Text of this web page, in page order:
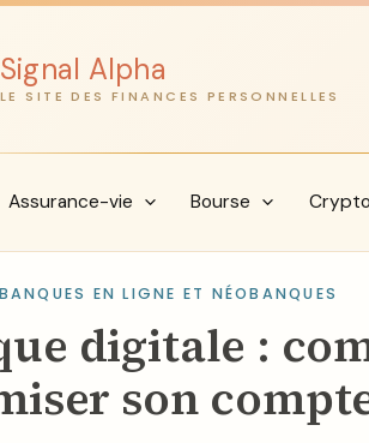
Signal Alpha
LE SITE DES FINANCES PERSONNELLES
Assurance-vie Bourse Crypto
BANQUES EN LIGNE ET NÉOBANQUES
digitale :
son